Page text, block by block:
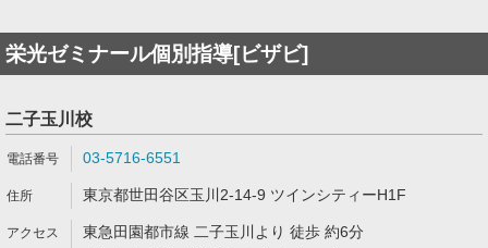
栄光ゼミナール個別指導[ビザビ]
二子玉川校
03-5716-6551
東京都世田谷区玉川2-14-9 ツインシティーH1F
東急田園都市線 二子玉川より 徒歩 約6分